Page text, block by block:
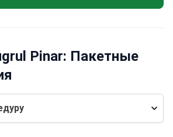
Pinar: Пакетные